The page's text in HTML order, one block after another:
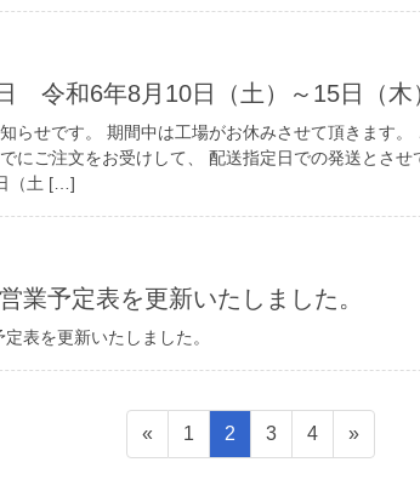
令和6年8月10日（土）～15日（木
らせです。 期間中は工場がお休みさせて頂きます。
にご注文をお受けして、 配送指定日での発送とさ
（土 […]
業予定表を更新いたしました。
表を更新いたしました。
«
ペ
ー
1
ペ
ー
2
ペ
ー
3
ペ
ー
4 »